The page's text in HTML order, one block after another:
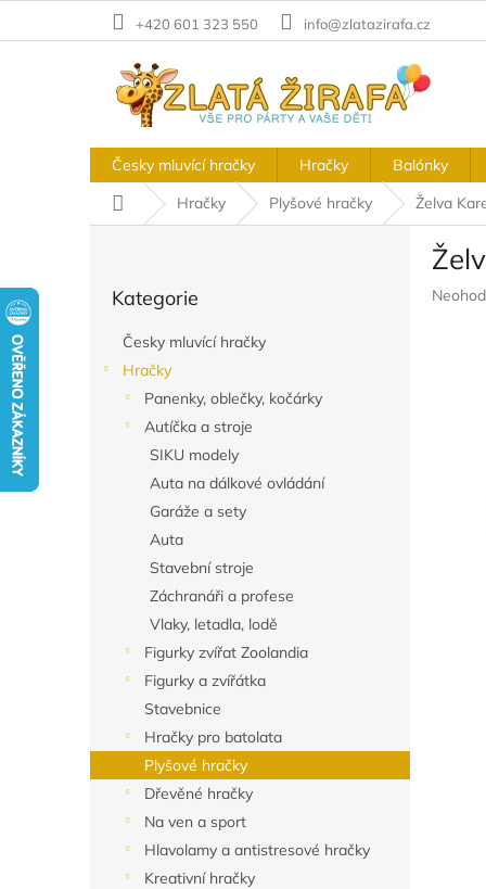
+420 601 323 550 info@zlatazirafa.cz
Česky mluvící hračky Hračky Balónky
Domů
Hračky Plyšové hračky Želva
kategorie
Kategorie
Česky mluvící hračky
Hračky
Panenky, oblečky, kočárky
Autíčka a stroje
SIKU modely
Auta na dálkové ovládání
Garáže a sety
Auta
Stavební stroje
Záchranáři a profese
Vlaky, letadla, lodě
Figurky zvířat Zoolandia
Figurky a zvířátka
Stavebnice
Hračky pro batolata
Plyšové hračky
Dřevěné hračky
Na ven a sport
Hlavolamy a antistresové hračky
Kreativní hračky